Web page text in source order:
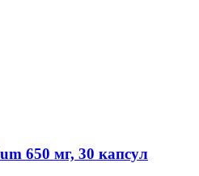
650 мг, 30 капсул